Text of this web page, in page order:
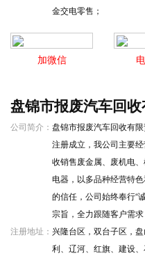
金交电零售；
加微信
盘锦市报废汽车回
公司简介： 盘锦市报废汽车回收有
注册成立，我公司主要
收销售废金属、废机电
电器，以多品种经营特
的信任，公司始终奉行“
宗旨，全力跟随客户需
注册地址： 兴隆台区，双台子区，
利、辽河、红旗、建设